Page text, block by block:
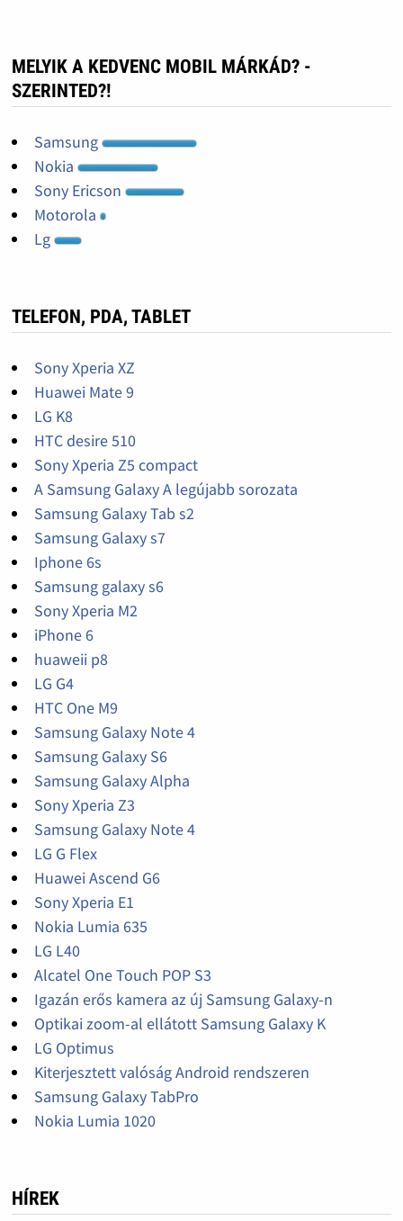
MELYIK A KEDVENC MOBIL MÁRKÁD? -
SZERINTED?!
Samsung
Nokia
Sony Ericson
Motorola
Lg
TELEFON, PDA, TABLET
Sony Xperia XZ
Huawei Mate 9
LG K8
HTC desire 510
Sony Xperia Z5 compact
A Samsung Galaxy A legújabb sorozata
Samsung Galaxy Tab s2
Samsung Galaxy s7
Iphone 6s
Samsung galaxy s6
Sony Xperia M2
iPhone 6
huaweii p8
LG G4
HTC One M9
Samsung Galaxy Note 4
Samsung Galaxy S6
Samsung Galaxy Alpha
Sony Xperia Z3
Samsung Galaxy Note 4
LG G Flex
Huawei Ascend G6
Sony Xperia E1
Nokia Lumia 635
LG L40
Alcatel One Touch POP S3
Igazán erős kamera az új Samsung Galaxy-n
Optikai zoom-al ellátott Samsung Galaxy K
LG Optimus
Kiterjesztett valóság Android rendszeren
Samsung Galaxy TabPro
Nokia Lumia 1020
HÍREK